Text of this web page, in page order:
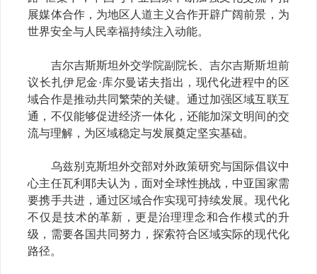
展媒体合作，为地区人道主义合作开辟广阔前景，为
世界安全与人民幸福持续注入动能。
吉尔吉斯斯坦外交学院副院长、吉尔吉斯斯坦前
议长扎伊尼金·库尔曼诺夫指出，现代化进程中的区
域合作是推动共同繁荣的关键。通过加强区域互联互
通，不仅能够促进经济一体化，还能加深文明间的交
流与理解，为区域稳定与发展奠定坚实基础。
乌兹别克斯坦外交部对外政策研究与国际倡议中
心主任瓦利耶夫认为，面对全球性挑战，中亚国家需
要携手共进，通过区域合作实现可持续发展。现代化
不仅是技术的革新，更是治理理念和合作模式的升
级，需要各国共同努力，探索符合区域实际的现代化
路径。